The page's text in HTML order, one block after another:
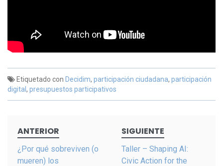
Etiquetado con Decidim, participación ciudadana, participación
digital , presupuestos participativos
de
entradas
ANTERIOR
¿Por qué sobreviven (o
mueren) los
SIGUIENTE
Taller – Shaping AI:
Civic Action for the